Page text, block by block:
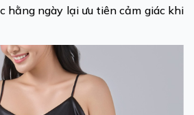
hằng ngày lại ưu tiên cảm giác khi